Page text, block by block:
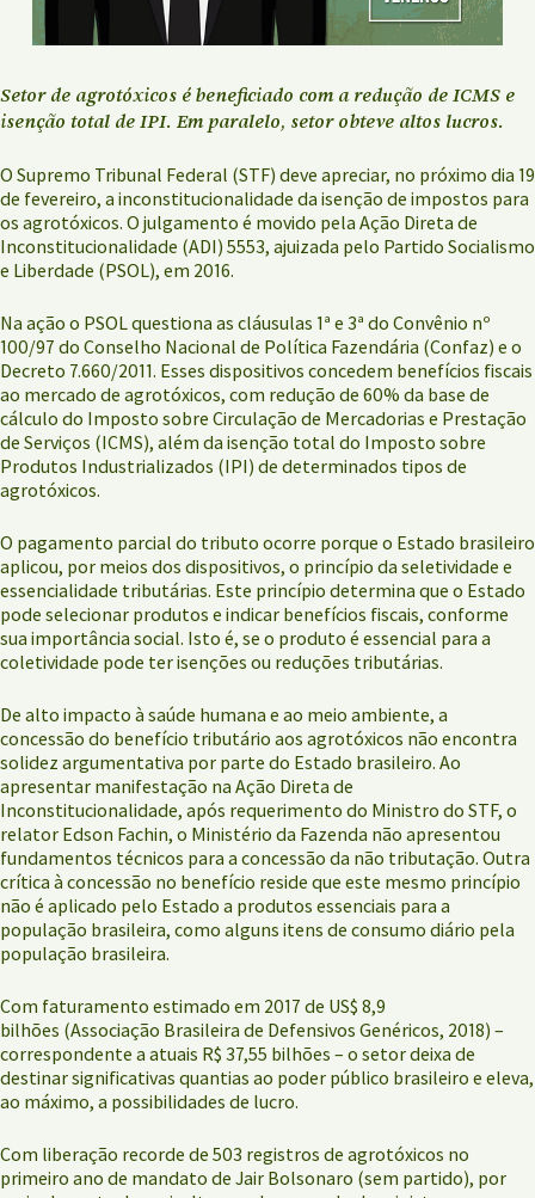
Setor de agrotóxicos é beneficiado com a redução de ICMS e
isenção total de IPI. Em paralelo, setor obteve altos lucros.
O Supremo Tribunal Federal (STF) deve apreciar, no próximo dia 19
de fevereiro, a inconstitucionalidade da isenção de impostos para
os agrotóxicos. O julgamento é movido pela Ação Direta de
Inconstitucionalidade (ADI) 5553, ajuizada pelo Partido Socialismo
e Liberdade (PSOL), em 2016.
Na ação o PSOL questiona as cláusulas 1ª e 3ª do Convênio nº
100/97 do Conselho Nacional de Política Fazendária (Confaz) e o
Decreto 7.660/2011. Esses dispositivos concedem benefícios fiscais
ao mercado de agrotóxicos, com redução de 60% da base de
cálculo do Imposto sobre Circulação de Mercadorias e Prestação
de Serviços (ICMS), além da isenção total do Imposto sobre
Produtos Industrializados (IPI) de determinados tipos de
agrotóxicos.
O pagamento parcial do tributo ocorre porque o Estado brasileiro
aplicou, por meios dos dispositivos, o princípio da seletividade e
essencialidade tributárias. Este princípio determina que o Estado
pode selecionar produtos e indicar benefícios fiscais, conforme
sua importância social. Isto é, se o produto é essencial para a
coletividade pode ter isenções ou reduções tributárias.
De alto impacto à saúde humana e ao meio ambiente, a
concessão do benefício tributário aos agrotóxicos não encontra
solidez argumentativa por parte do Estado brasileiro. Ao
apresentar manifestação na Ação Direta de
Inconstitucionalidade, após requerimento do Ministro do STF, o
relator Edson Fachin, o Ministério da Fazenda não apresentou
fundamentos técnicos para a concessão da não tributação. Outra
crítica à concessão no benefício reside que este mesmo princípio
não é aplicado pelo Estado a produtos essenciais para a
população brasileira, como alguns itens de consumo diário pela
população brasileira.
Com faturamento estimado em 2017 de US$ 8,9
bilhões (Associação Brasileira de Defensivos Genéricos, 2018) –
correspondente a atuais R$ 37,55 bilhões – o setor deixa de
destinar significativas quantias ao poder público brasileiro e eleva,
ao máximo, a possibilidades de lucro.
Com liberação recorde de 503 registros de agrotóxicos no
primeiro ano de mandato de Jair Bolsonaro (sem partido), por